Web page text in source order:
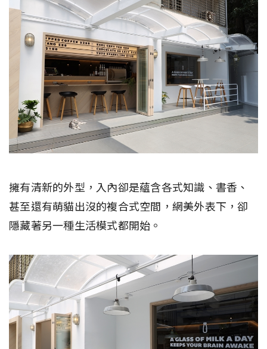
擁有清新的外型，入內卻是蘊含各式知識、書香、
甚至還有萌貓出沒的複合式空間，網美外表下，卻
隱藏著另一種生活模式都開始。